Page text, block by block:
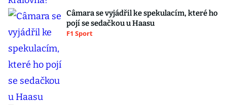
Câmara se vyjádřil ke spekulacím, které ho
pojí se sedačkou u Haasu
F1 Sport